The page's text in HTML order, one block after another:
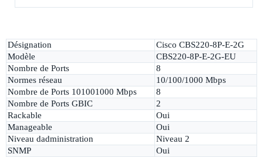
Désignation
Cisco CBS220-8P-E-2G
Modèle
CBS220-8P-E-2G-EU
Nombre de Ports
8
Normes réseau
10/100/1000 Mbps
Nombre de Ports 101001000 Mbps
8
Nombre de Ports GBIC
2
Rackable
Oui
Manageable
Oui
Niveau dadministration
Niveau 2
SNMP
Oui